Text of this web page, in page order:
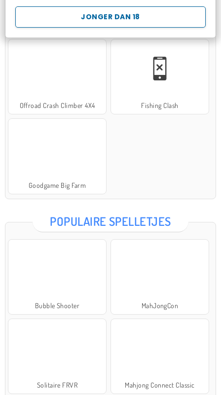
JONGER DAN 18
Hospital Surgeon Doctor Game Potion Sort
Offroad Crash Climber 4X4 Fishing Clash
Goodgame Big Farm
POPULAIRE SPELLETJES
Bubble Shooter MahJongCon
Solitaire FRVR Mahjong Connect Classic